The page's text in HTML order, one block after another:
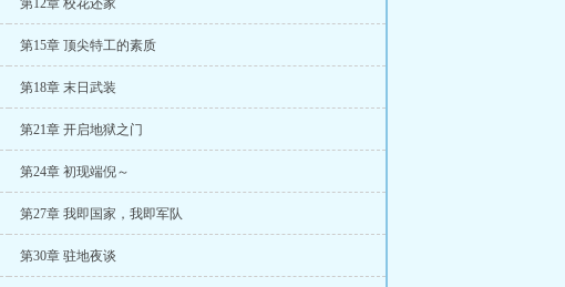
第12章 校花还家
第15章 顶尖特工的素质
第18章 末日武装
第21章 开启地狱之门
第24章 初现端倪～
第27章 我即国家，我即军队
第30章 驻地夜谈